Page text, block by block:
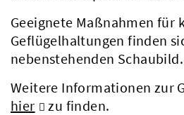
Geeignete Maßnahmen für
Geflügelhaltungen finden
nebenstehenden Schaubild.
Weitere Informationen zur
hier
zu finden.